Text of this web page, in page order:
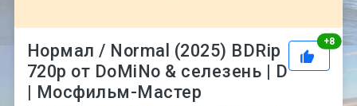
+8
Нормал / Normal (2025) BDRip
720p от DoMiNo & селезень | D
| Мосфильм-Мастер